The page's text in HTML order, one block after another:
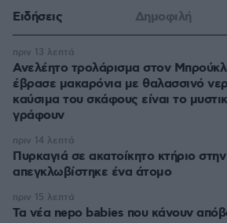
Ειδήσεις Δημοφιλή
Ανελέητο τρολάρισμα στον
έβρασε μακαρόνια με θαλασσινό
καύσιμα του σκάφους είναι το
γράφουν
πριν 13 λεπτά
Πυρκαγιά σε ακατοίκητο κτήριο
απεγκλωβίστηκε ένα άτομο
πριν 14 λεπτά
Τα νέα nepo babies που κάνουν
πριν 15 λεπτά